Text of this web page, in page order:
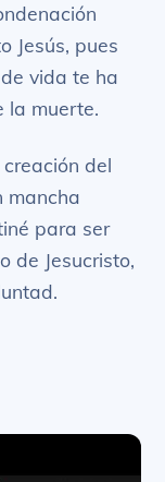
Jesús, pues
vida te ha
la muerte.
del
mancha
para ser
de Jesucristo,